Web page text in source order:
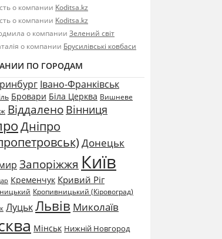
о компании Koditsa.kz
о компании Koditsa.kz
о компании Зелений світ
о компании Брусилівські ковбаси
ПО ГОРОДАМ
Івано-Франківськ
Бровари Біла Церква Вишневе
Віддалено Вінниця
Дніпро
Донецьк
Запоріжжя Київ
Кременчук Кривий Ріг
Кропивницький (Кіровоград)
ЛуцькЛьвів Миколаїв
Мінськ Нижній Новгород